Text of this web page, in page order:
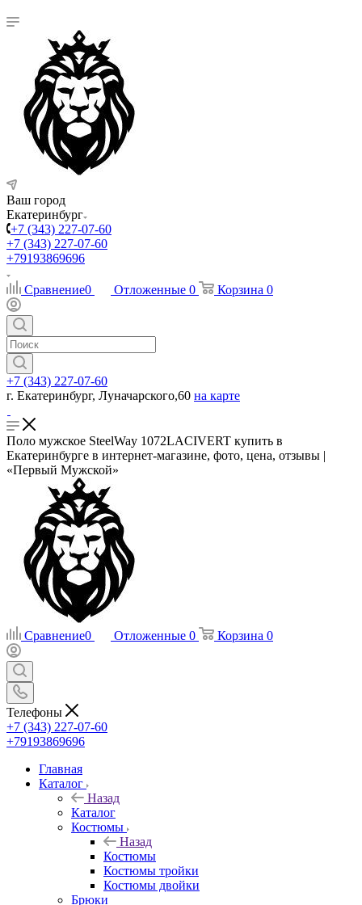
Ваш город
Екатеринбург
+7 (343) 227-07-60
+7 (343) 227-07-60
+79193869696
Сравнение0 Отложенные 0 Корзина 0
+7 (343) 227-07-60
г. Екатеринбург, Луначарского,60 на карте
Поло мужское SteelWay 1072LACIVERT купить в
Екатеринбурге в интернет-магазине, фото, цена, отзывы |
«Первый Мужской»
Сравнение0 Отложенные 0 Корзина 0
Телефоны
+7 (343) 227-07-60
+79193869696
Главная
Каталог
Назад
Каталог
Костюмы
Назад
Костюмы
Костюмы тройки
Костюмы двойки
Брюки